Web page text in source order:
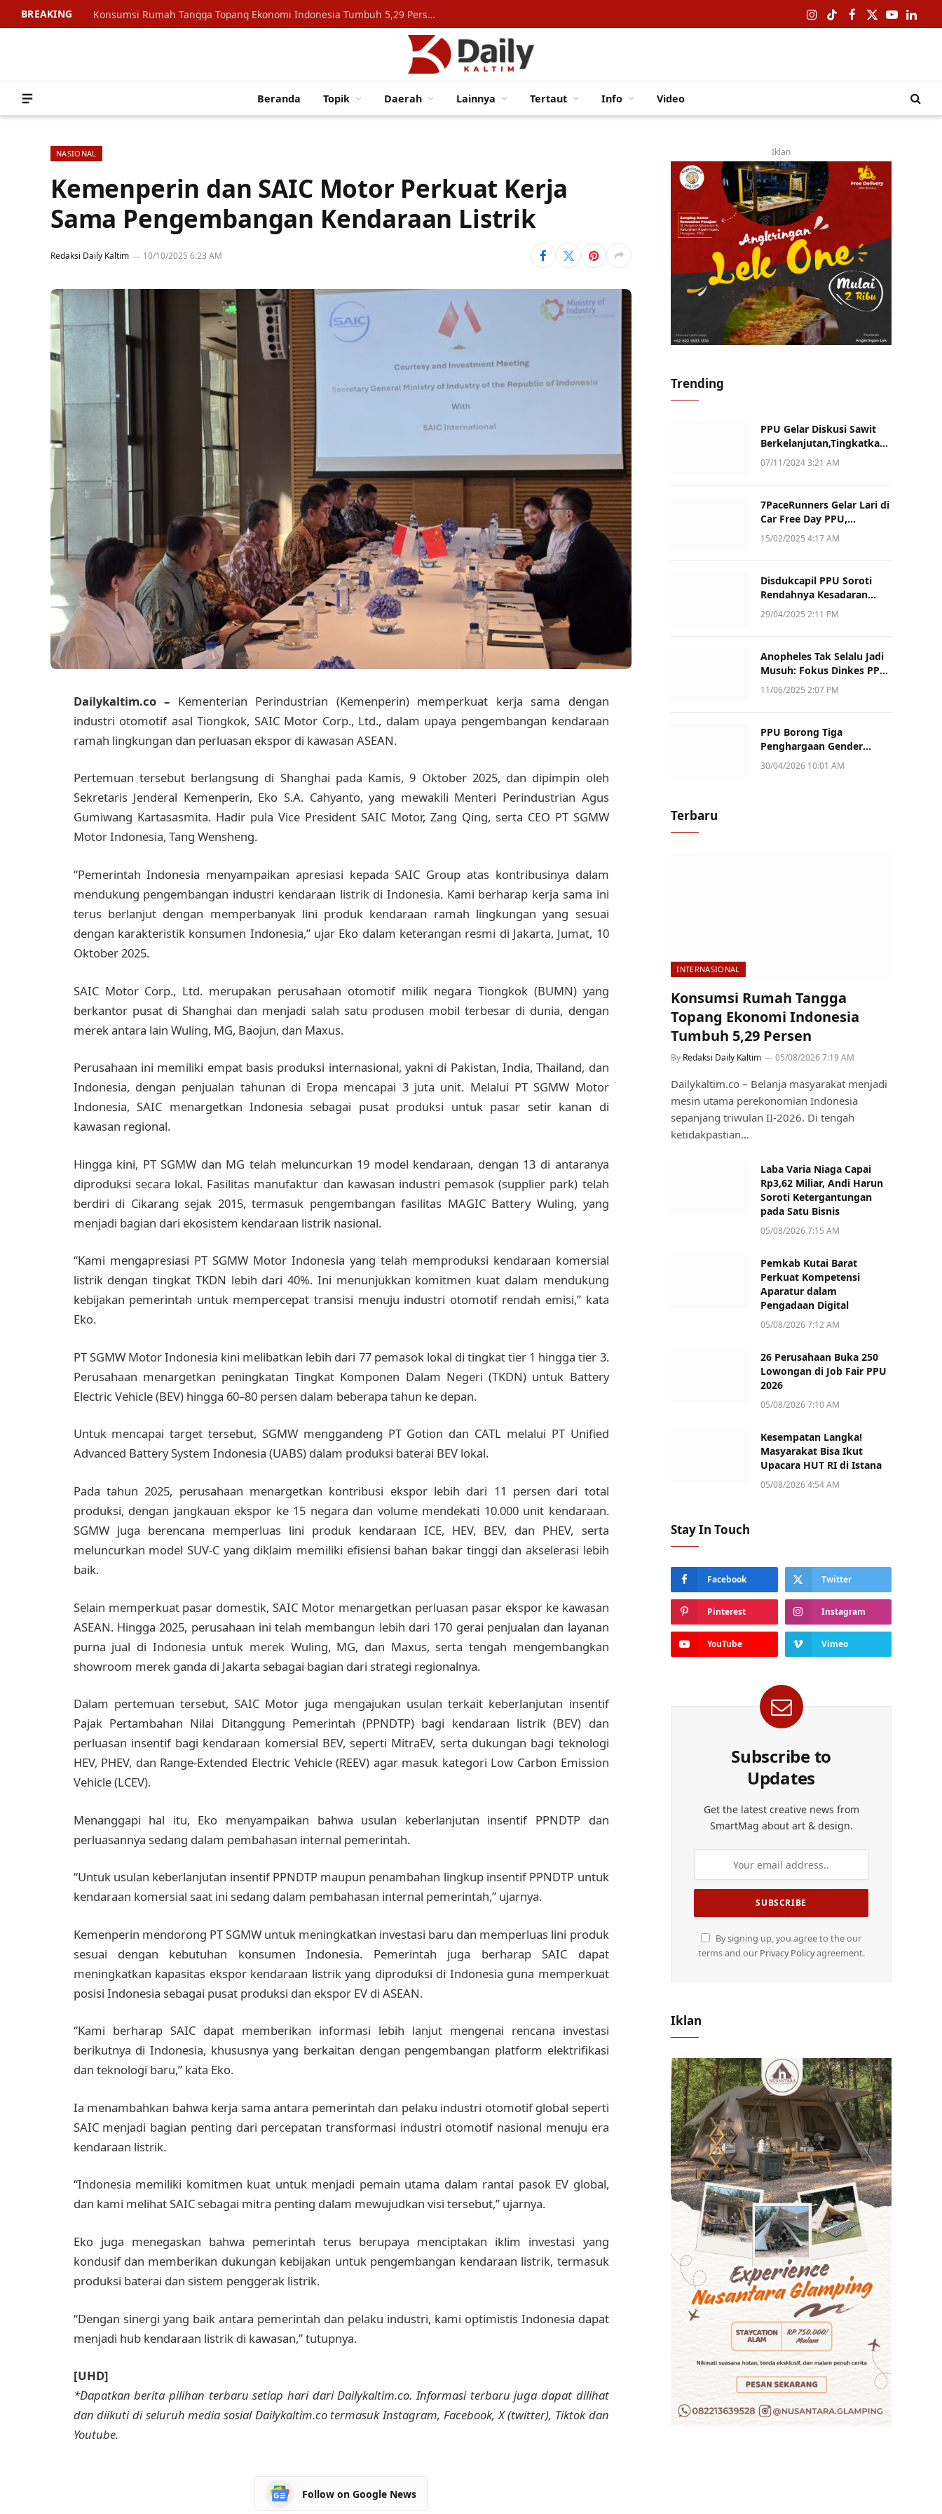
BREAKING Konsumsi Rumah Tangga Topang Ekonomi Indonesia Tumbuh 5,29 Persen Instagram
TikTokFacebook
X
YouTube
Beranda Topik Daerah Lainnya Tertaut Info Video
NASIONAL
Kemenperin dan SAIC Motor Perkuat Kerja
Sama Pengembangan Kendaraan Listrik
Redaksi Daily Kaltim 10/10/2025 6:23 AM
Dailykaltim.co – Kementerian Perindustrian (Kemenperin) memperkuat kerja sama dengan
industri otomotif asal Tiongkok, SAIC Motor Corp., Ltd., dalam upaya pengembangan kendaraan
ramah lingkungan dan perluasan ekspor di kawasan ASEAN.
Pertemuan tersebut berlangsung di Shanghai pada Kamis, 9 Oktober 2025, dan dipimpin oleh
Sekretaris Jenderal Kemenperin, Eko S.A. Cahyanto, yang mewakili Menteri Perindustrian Agus
Gumiwang Kartasasmita. Hadir pula Vice President SAIC Motor, Zang Qing, serta CEO PT SGMW
Motor Indonesia, Tang Wensheng.
“Pemerintah Indonesia menyampaikan apresiasi kepada SAIC Group atas kontribusinya dalam
mendukung pengembangan industri kendaraan listrik di Indonesia. Kami berharap kerja sama ini
terus berlanjut dengan memperbanyak lini produk kendaraan ramah lingkungan yang sesuai
dengan karakteristik konsumen Indonesia,” ujar Eko dalam keterangan resmi di Jakarta, Jumat, 10
Oktober 2025.
SAIC Motor Corp., Ltd. merupakan perusahaan otomotif milik negara Tiongkok (BUMN) yang
berkantor pusat di Shanghai dan menjadi salah satu produsen mobil terbesar di dunia, dengan
merek antara lain Wuling, MG, Baojun, dan Maxus.
Perusahaan ini memiliki empat basis produksi internasional, yakni di Pakistan, India, Thailand, dan
Indonesia, dengan penjualan tahunan di Eropa mencapai 3 juta unit. Melalui PT SGMW Motor
Indonesia, SAIC menargetkan Indonesia sebagai pusat produksi untuk pasar setir kanan di
kawasan regional.
Hingga kini, PT SGMW dan MG telah meluncurkan 19 model kendaraan, dengan 13 di antaranya
diproduksi secara lokal. Fasilitas manufaktur dan kawasan industri pemasok (supplier park) telah
berdiri di Cikarang sejak 2015, termasuk pengembangan fasilitas MAGIC Battery Wuling, yang
menjadi bagian dari ekosistem kendaraan listrik nasional.
“Kami mengapresiasi PT SGMW Motor Indonesia yang telah memproduksi kendaraan komersial
listrik dengan tingkat TKDN lebih dari 40%. Ini menunjukkan komitmen kuat dalam mendukung
kebijakan pemerintah untuk mempercepat transisi menuju industri otomotif rendah emisi,” kata
Eko.
PT SGMW Motor Indonesia kini melibatkan lebih dari 77 pemasok lokal di tingkat tier 1 hingga tier 3.
Perusahaan menargetkan peningkatan Tingkat Komponen Dalam Negeri (TKDN) untuk Battery
Electric Vehicle (BEV) hingga 60–80 persen dalam beberapa tahun ke depan.
Untuk mencapai target tersebut, SGMW menggandeng PT Gotion dan CATL melalui PT Unified
Advanced Battery System Indonesia (UABS) dalam produksi baterai BEV lokal.
Pada tahun 2025, perusahaan menargetkan kontribusi ekspor lebih dari 11 persen dari total
produksi, dengan jangkauan ekspor ke 15 negara dan volume mendekati 10.000 unit kendaraan.
SGMW juga berencana memperluas lini produk kendaraan ICE, HEV, BEV, dan PHEV, serta
meluncurkan model SUV-C yang diklaim memiliki efisiensi bahan bakar tinggi dan akselerasi lebih
baik.
Selain memperkuat pasar domestik, SAIC Motor menargetkan perluasan pasar ekspor ke kawasan
ASEAN. Hingga 2025, perusahaan ini telah membangun lebih dari 170 gerai penjualan dan layanan
purna jual di Indonesia untuk merek Wuling, MG, dan Maxus, serta tengah mengembangkan
showroom merek ganda di Jakarta sebagai bagian dari strategi regionalnya.
Dalam pertemuan tersebut, SAIC Motor juga mengajukan usulan terkait keberlanjutan insentif
Pajak Pertambahan Nilai Ditanggung Pemerintah (PPNDTP) bagi kendaraan listrik (BEV) dan
perluasan insentif bagi kendaraan komersial BEV, seperti MitraEV, serta dukungan bagi teknologi
HEV, PHEV, dan Range-Extended Electric Vehicle (REEV) agar masuk kategori Low Carbon Emission
Vehicle (LCEV).
Menanggapi hal itu, Eko menyampaikan bahwa usulan keberlanjutan insentif PPNDTP dan
perluasannya sedang dalam pembahasan internal pemerintah.
“Untuk usulan keberlanjutan insentif PPNDTP maupun penambahan lingkup insentif PPNDTP untuk
kendaraan komersial saat ini sedang dalam pembahasan internal pemerintah,” ujarnya.
Kemenperin mendorong PT SGMW untuk meningkatkan investasi baru dan memperluas lini produk
sesuai dengan kebutuhan konsumen Indonesia. Pemerintah juga berharap SAIC dapat
meningkatkan kapasitas ekspor kendaraan listrik yang diproduksi di Indonesia guna memperkuat
posisi Indonesia sebagai pusat produksi dan ekspor EV di ASEAN.
“Kami berharap SAIC dapat memberikan informasi lebih lanjut mengenai rencana investasi
berikutnya di Indonesia, khususnya yang berkaitan dengan pengembangan platform elektrifikasi
dan teknologi baru,” kata Eko.
Ia menambahkan bahwa kerja sama antara pemerintah dan pelaku industri otomotif global seperti
SAIC menjadi bagian penting dari percepatan transformasi industri otomotif nasional menuju era
kendaraan listrik.
“Indonesia memiliki komitmen kuat untuk menjadi pemain utama dalam rantai pasok EV global,
dan kami melihat SAIC sebagai mitra penting dalam mewujudkan visi tersebut,” ujarnya.
Eko juga menegaskan bahwa pemerintah terus berupaya menciptakan iklim investasi yang
kondusif dan memberikan dukungan kebijakan untuk pengembangan kendaraan listrik, termasuk
produksi baterai dan sistem penggerak listrik.
“Dengan sinergi yang baik antara pemerintah dan pelaku industri, kami optimistis Indonesia dapat
menjadi hub kendaraan listrik di kawasan,” tutupnya.
[UHD]
*Dapatkan berita pilihan terbaru setiap hari dari Dailykaltim.co. Informasi terbaru juga dapat dilihat
dan diikuti di seluruh media sosial Dailykaltim.co termasuk Instagram, Facebook, X (twitter), Tiktok dan
Youtube.
Follow on Google News
Iklan
Trending
PPU Gelar Diskusi Sawit
Berkelanjutan,Tingkatkan
Daya Saing dan Kualitas
07/11/2024 3:21 AM
7PaceRunners Gelar Lari di
Car Free Day PPU,
Kampanye Gaya Hidup
15/02/2025 4:17 AM
Disdukcapil PPU Soroti
Rendahnya Kesadaran
Warga Soal Pelaporan
29/04/2025 2:11 PM
Anopheles Tak Selalu Jadi
Musuh: Fokus Dinkes PPU
Kini ke Penularan Aktif di
11/06/2025 2:07 PM
PPU Borong Tiga
Penghargaan Gender
Champion Kaltim 2026,
30/04/2026 10:01 AM
Terbaru
INTERNASIONAL
Konsumsi Rumah Tangga
Topang Ekonomi Indonesia
Tumbuh 5,29 Persen
By Redaksi Daily Kaltim 05/08/2026 7:19 AM
Dailykaltim.co – Belanja masyarakat menjadi
mesin utama perekonomian Indonesia
sepanjang triwulan II-2026. Di tengah
ketidakpastian…
Laba Varia Niaga Capai
Rp3,62 Miliar, Andi Harun
Soroti Ketergantungan
pada Satu Bisnis
05/08/2026 7:15 AM
Pemkab Kutai Barat
Perkuat Kompetensi
Aparatur dalam
Pengadaan Digital
05/08/2026 7:12 AM
26 Perusahaan Buka 250
Lowongan di Job Fair PPU
2026
05/08/2026 7:10 AM
Kesempatan Langka!
Masyarakat Bisa Ikut
Upacara HUT RI di Istana
05/08/2026 4:54 AM
Stay In Touch
Facebook Twitter
Pinterest Instagram
YouTube Vimeo
Subscribe to
Updates
Get the latest creative news from
SmartMag about art & design.
By signing up, you agree to the our
terms and our Privacy Policyagreement.
Iklan